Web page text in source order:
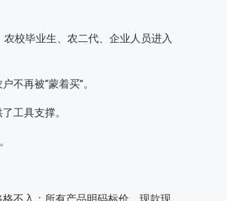
校毕业生、农二代、企业人员进入
不再被“蒙着买”。
工具支撑。